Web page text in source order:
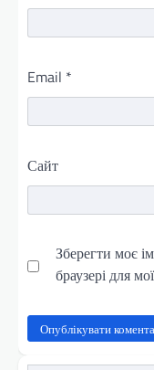
Email *
Сайт
Зберегти моє
браузері для